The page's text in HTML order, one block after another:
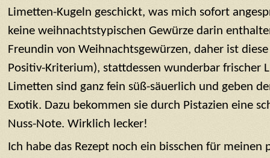
Limetten-Kugeln geschickt, was mich sofort
keine weihnachtstypischen Gewürze darin
Freundin von Weihnachtsgewürzen, daher ist
Positiv-Kriterium), stattdessen wunderbar frischer
Limetten sind ganz fein süß-säuerlich und geben
Exotik. Dazu bekommen sie durch Pistazien eine
Nuss-Note. Wirklich lecker!
Ich habe das Rezept noch ein bisschen für meinen